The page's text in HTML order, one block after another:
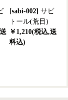
[sabi-002] サビ
トール(荒目)
￥1,210(税込,送
料込)